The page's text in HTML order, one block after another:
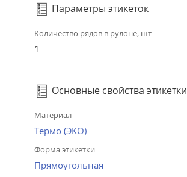
Параметры этикеток
Количество рядов в рулоне, шт
1
Основные свойства этикетки
Материал
Термо (ЭКО)
Форма этикетки
Прямоугольная